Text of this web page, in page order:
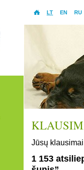
LT EN RU
Jūsų
1 153